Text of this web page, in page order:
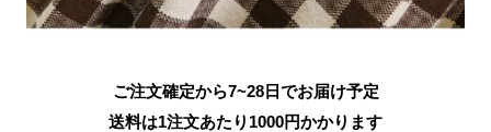
ご注文確定から7~28日でお届け予定
送料は1注文あたり 1000円かかります